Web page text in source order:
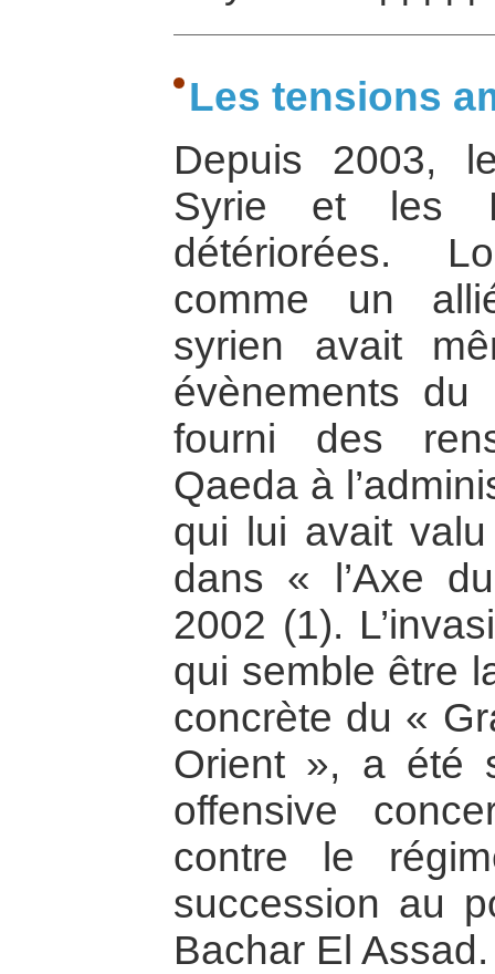
Les tensions
Depuis 2003,
Syrie et les
détériorées.
comme un
syrien avait
évènements du
fourni des
Qaeda à
qui lui avait
dans « l’Axe
2002 (1).
qui semble être
concrète du «
Orient », a été
offensive
contre le
succession au
Bachar El Assad.